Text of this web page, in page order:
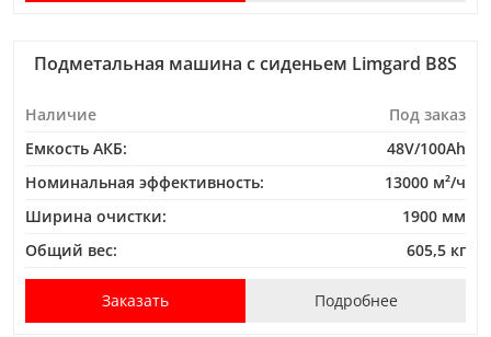
Подметальная машина с сиденьем Limgard B8S
Наличие
Под заказ
Емкость АКБ:
48V/100Ah
Номинальная эффективность:
13000 м²/ч
Ширина очистки:
1900 мм
Общий вес:
605,5 кг
Заказать Подробнее